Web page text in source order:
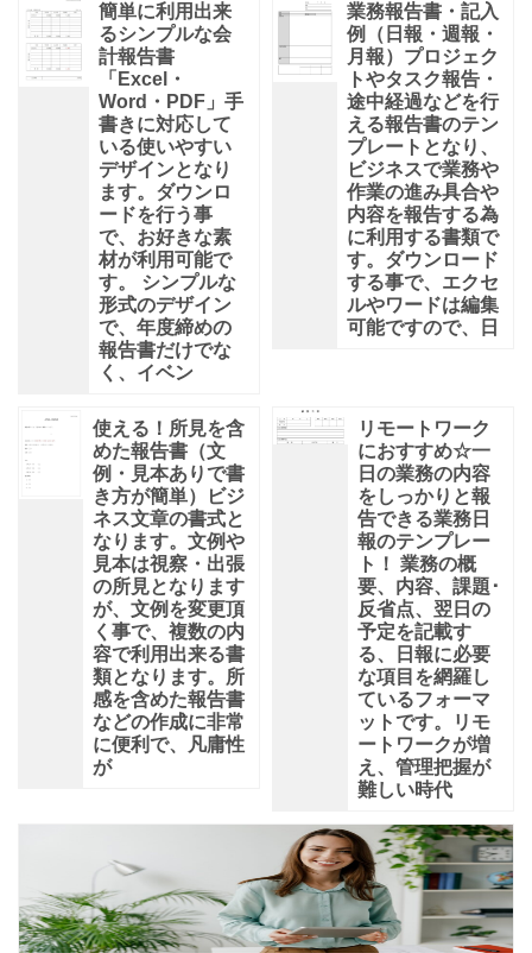
簡単に利用出来
るシンプルな会
計報告書
「Excel・
Word・PDF」手
書きに対応して
いる使いやすい
デザインとなり
ます。ダウンロ
ードを行う事
で、お好きな素
材が利用可能で
す。 シンプルな
形式のデザイン
で、年度締めの
報告書だけでな
く、イベン
業務報告書・記入
例（日報・週報・
月報）プロジェク
トやタスク報告・
途中経過などを行
える報告書のテン
プレートとなり、
ビジネスで業務や
作業の進み具合や
内容を報告する為
に利用する書類で
す。ダウンロード
する事で、エクセ
ルやワードは編集
可能ですので、日
使える！所見を含
めた報告書（文
例・見本ありで書
き方が簡単）ビジ
ネス文章の書式と
なります。文例や
見本は視察・出張
の所見となります
が、文例を変更頂
く事で、複数の内
容で利用出来る書
類となります。所
感を含めた報告書
などの作成に非常
に便利で、凡庸性
が
リモートワーク
におすすめ☆一
日の業務の内容
をしっかりと報
告できる業務日
報のテンプレー
ト！ 業務の概
要、内容、課題･
反省点、翌日の
予定を記載す
る、日報に必要
な項目を網羅し
ているフォーマ
ットです。リモ
ートワークが増
え、管理把握が
難しい時代